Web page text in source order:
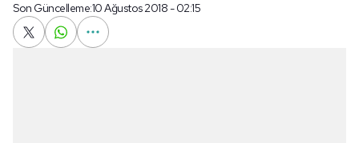
Son Güncelleme:10 Ağustos 2018 - 02:15